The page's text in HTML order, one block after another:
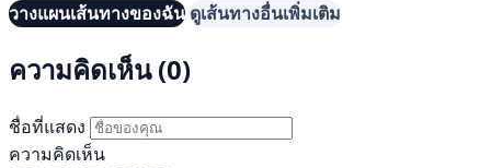
วางแผนเส้นทางของฉัน ดูเส้นทางอื่นเพิ่มเติม
ความคิดเห็น (0)
ชื่อที่แสดง
ความคิดเห็น